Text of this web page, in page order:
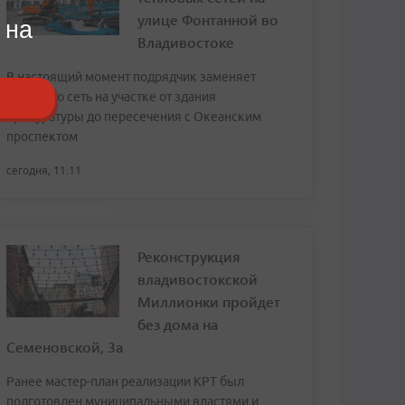
улице Фонтанной во
Владивостоке
В настоящий момент подрядчик заменяет
тепловую сеть на участке от здания
прокуратуры до пересечения с Океанским
проспектом
сегодня, 11:11
Реконструкция
владивостокской
Миллионки пройдет
без дома на
Семеновской, 3а
Ранее мастер-план реализации КРТ был
подготовлен муниципальными властями и